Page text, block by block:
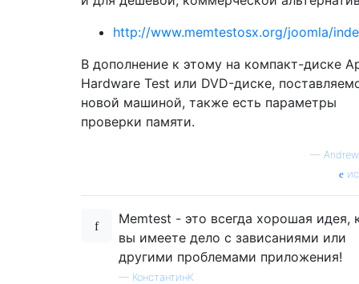
http://www.memtestosx.org/joomla/
В дополнение к этому на компакт-диске
Hardware Test или DVD-диске,
новой машиной, также есть параметры
проверки памяти.
—
Memtest - это всегда хорошая идея,
вы имеете дело с зависаниями или
другими проблемами приложения!
— КонстантинK